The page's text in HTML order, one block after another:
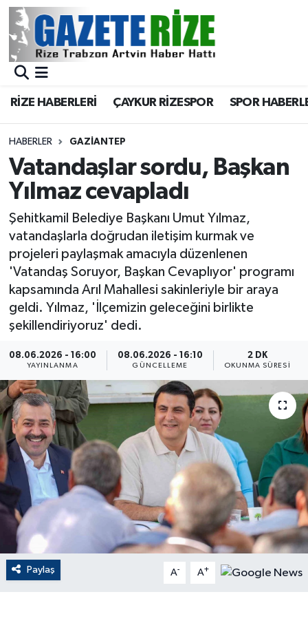
RİZE HABERLERİ ÇAYKUR RİZESPOR SPOR
HABERLER GAZIANTEP
Vatandaşlar sordu, Başkan
Yılmaz cevapladı
Şehitkamil Belediye Başkanı Umut Yılmaz,
vatandaşlarla doğrudan iletişim kurmak ve
projeleri paylaşmak amacıyla düzenlenen
'Vatandaş Soruyor, Başkan Cevaplıyor' programı
kapsamında Arıl Mahallesi sakinleriyle bir araya
geldi. Yılmaz, 'İlçemizin geleceğini birlikte
şekillendiriyoruz' dedi.
08.06.2026 - 16:00
YAYINLANMA
08.06.2026 - 16:10
GÜNCELLEME
2 DK
OKUNMA SÜRESI
Paylaş A- A+
BÖLGEMİZ
Asayiş
Rize Jandarma Komutanlığı
Bilim Teknoloji
Advertising news
Canlı Maç
ÇEVRE
Dış Haberler
Dünya
EĞİTİM
EKONOMİ
English News
Flaş Haber
Merkez Nöbetçi Eczaneler
Merkez Trafik Yoğunluk Haritası
Süper Lig Puan Durumu ve Fikstür
Tüm Manşetler
Son Dakika Haberleri
Haber Arşivi